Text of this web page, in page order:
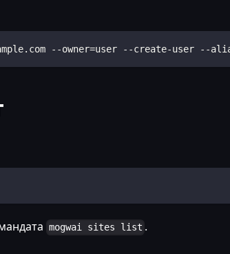
--owner=user --create-user --
mogwai sites list .